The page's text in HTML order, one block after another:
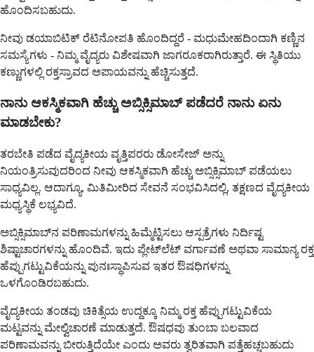
ಹೊಂದಿಸಬಹುದು.
ನೀವು ಡಯಾಬಿಟಿಕ್ ರೆಟಿನೋಪತಿ ಹೊಂದಿದ್ದರೆ - ಮಧುಮೇಹದಿಂದಾಗಿ ಕಣ್ಣಿನ
ಸಮಸ್ಯೆಗಳು - ನಿಮ್ಮ ವೈದ್ಯರು ವಿಶೇಷವಾಗಿ ಜಾಗರೂಕರಾಗಿರುತ್ತಾರೆ. ಈ ಸ್ಥಿತಿಯು
ಕಣ್ಣುಗಳಲ್ಲಿ ರಕ್ತಸ್ರಾವದ ಅಪಾಯವನ್ನು ಹೆಚ್ಚಿಸುತ್ತದೆ.
ನಾನು ಆಕಸ್ಮಿಕವಾಗಿ ಹೆಚ್ಚು ಅಬ್ಸಿಕ್ಸಿಮಾಬ್ ಪಡೆದರೆ ನಾನು ಏನು
ಮಾಡಬೇಕು?
ತರಬೇತಿ ಪಡೆದ ವೈದ್ಯಕೀಯ ವೃತ್ತಿಪರರು ಡೋಸೇಜ್ ಅನ್ನು
ನಿಯಂತ್ರಿಸುವುದರಿಂದ ನೀವು ಆಕಸ್ಮಿಕವಾಗಿ ಹೆಚ್ಚು ಅಬ್ಸಿಕ್ಸಿಮಾಬ್ ಪಡೆಯಲು
ಸಾಧ್ಯವಿಲ್ಲ. ಆದಾಗ್ಯೂ, ಮಿತಿಮೀರಿದ ಸೇವನೆ ಸಂಭವಿಸಿದಲ್ಲಿ, ತಕ್ಷಣದ ವೈದ್ಯಕೀಯ
ಮಧ್ಯಸ್ಥಿಕೆ ಲಭ್ಯವಿದೆ.
ಅಬ್ಸಿಕ್ಸಿಮಾಬ್‌ನ ಪರಿಣಾಮಗಳನ್ನು ಹಿಮ್ಮೆಟ್ಟಿಸಲು ಆಸ್ಪತ್ರೆಗಳು ನಿರ್ದಿಷ್ಟ
ಶಿಷ್ಟಾಚಾರಗಳನ್ನು ಹೊಂದಿವೆ. ಇದು ಪ್ಲೇಟ್‌ಲೆಟ್ ವರ್ಗಾವಣೆ ಅಥವಾ ಸಾಮಾನ್ಯ ರಕ್ತ
ಹೆಪ್ಪುಗಟ್ಟುವಿಕೆಯನ್ನು ಪುನಃಸ್ಥಾಪಿಸುವ ಇತರ ಔಷಧಿಗಳನ್ನು
ಒಳಗೊಂಡಿರಬಹುದು.
ವೈದ್ಯಕೀಯ ತಂಡವು ಚಿಕಿತ್ಸೆಯ ಉದ್ದಕ್ಕೂ ನಿಮ್ಮ ರಕ್ತ ಹೆಪ್ಪುಗಟ್ಟುವಿಕೆಯ
ಮಟ್ಟವನ್ನು ಮೇಲ್ವಿಚಾರಣೆ ಮಾಡುತ್ತದೆ. ಔಷಧವು ತುಂಬಾ ಬಲವಾದ
ಪರಿಣಾಮವನ್ನು ಬೀರುತ್ತಿದೆಯೇ ಎಂದು ಅವರು ತ್ವರಿತವಾಗಿ ಪತ್ತೆಹಚ್ಚಬಹುದು